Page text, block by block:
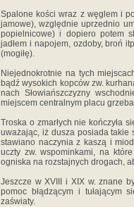
Spalone kości wraz z węglem i
jamo­we), względnie uprzednio
popielnicowe) i do­piero potem
jadłem i napojem, ozdoby, broń
(mogiłę).
Niejednokrotnie na tych
bądź wysokich kopców zw.
nach Słowiańszczyzny
miejscem central­nym placu
Troska o zmarłych nie kończyła
uważając, iż dusza posiada takie
stawiano naczynia z kaszą i
uczty zw. wspominkami, na
ogniska na rozstajnych drogach,
Jeszcze w XVIII i XIX w. znane
pomoc błądzącym i tuła­jącym
zaświaty.